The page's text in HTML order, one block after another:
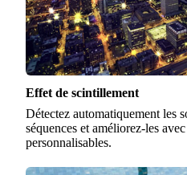
Effet de scintillement
Détectez automatiquement les
séquences et améliorez-les
personnalisables.